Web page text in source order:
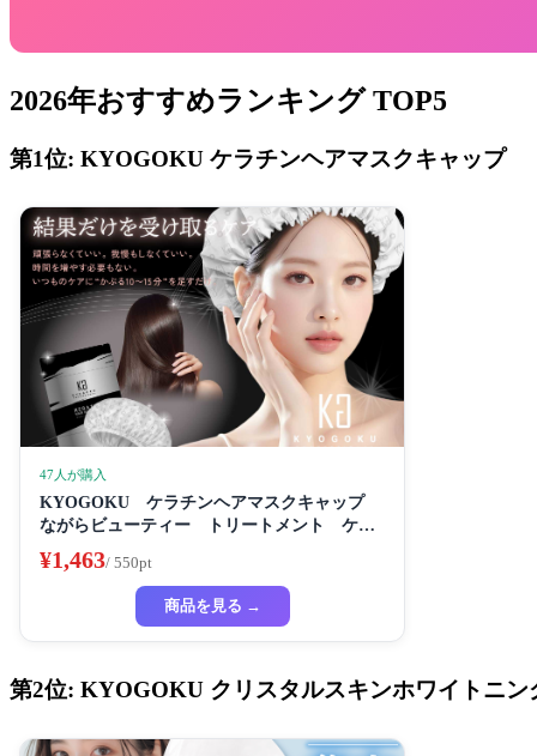
2026年おすすめランキング TOP5
第1位: KYOGOKU ケラチンヘアマスクキャップ
47人が購入
KYOGOKU ケラチンヘアマスクキャップ
ながらビューティー トリートメント ケラ
チン 保湿
¥1,463/ 550pt
商品を見る →
第2位: KYOGOKU クリスタルスキンホワイトニン